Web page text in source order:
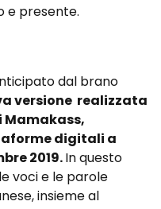
e presente.
dal brano
versione realizzata
Mamakass,
digitali a
2019.In questo
voci e le parole
insieme al